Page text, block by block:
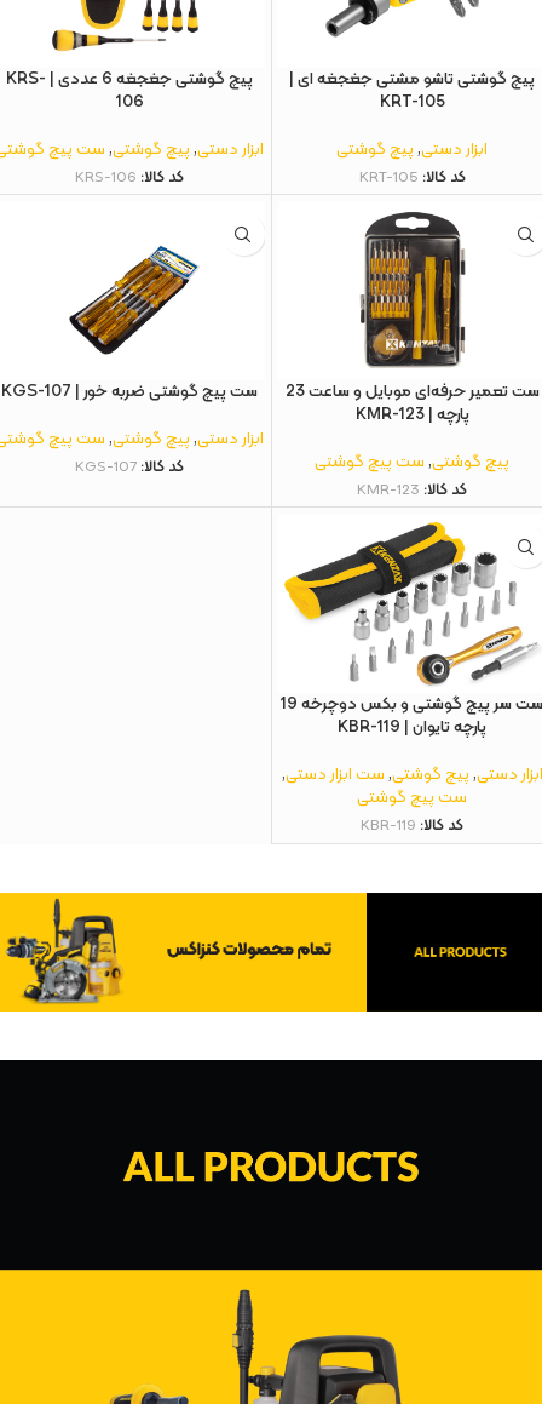
پیچ گوشتی تاشو مشتی جغجغه ای |
KRT-105
ابزار دستی,پیچ گوشتی
کد کالا: KRT-105
پیچ گوشتی جغجغه 6 عددی | KRS-
106
ابزار دستی,پیچ گوشتی,ست پیچ
کد کالا: KRS-106
ست تعمیر حرفه‌ای موبایل و ساعت 23
پارچه | KMR-123
پیچ گوشتی,ست پیچ گوشتی
کد کالا: KMR-123
ست پیچ گوشتی ضربه خور | KGS-107
ابزار دستی,پیچ گوشتی,ست پیچ
کد کالا: KGS-107
ست سر پیچ‌ گوشتی و بکس دوچرخه 19
پارچه تایوان | KBR-119
ابزار دستی,پیچ گوشتی,ست ابزار دستی,
ست پیچ گوشتی
کد کالا: KBR-119